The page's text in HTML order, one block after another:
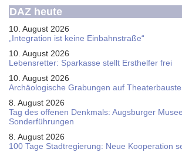
DAZ heute
10. August 2026
„Integration ist keine Einbahnstraße“
10. August 2026
Le­bens­ret­ter: Spar­kas­se stellt Erst­hel­fer frei
10. August 2026
Ar­chäo­lo­gi­sche Gra­bun­gen auf
8. August 2026
Tag des offenen Denkmals: Augsburger
Sonderführungen
8. August 2026
100 Tage Stadtregierung: Neue Kooperation